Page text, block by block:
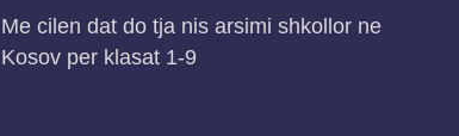
Me cilen dat do tja nis arsimi shkollor ne
Kosov per klasat 1-9